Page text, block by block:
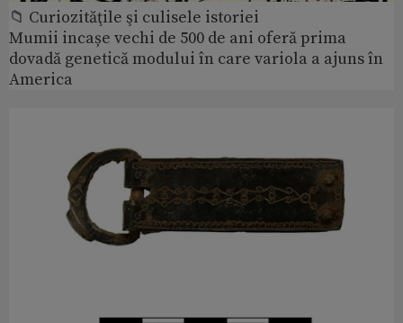
📁 Curiozităţile şi culisele istoriei
Mumii incașe vechi de 500 de ani oferă prima
dovadă genetică modului în care variola a ajuns în
America